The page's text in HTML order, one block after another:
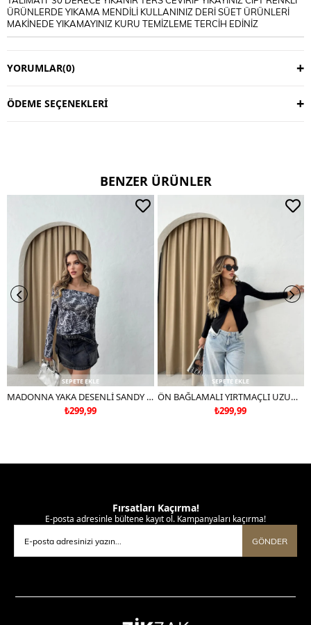
ÜRÜNLERDE YIKAMA MENDİLİ KULLANINIZ DERİ SÜET ÜRÜNLERİ
MAKİNEDE YIKAMAYINIZ KURU TEMİZLEME TERCİH EDİNİZ
YORUMLAR(0)
ÖDEME SEÇENEKLERI
BENZER ÜRÜNLER
SEPETE EKLE
MADONNA YAKA DESENLİ SANDY BLUZ SİYAH
₺299,99
SEPETE EKLE
ÖN BAĞLAMALI YIRTMAÇLI UZUN KOL BLUZ SİYAH
₺299,99
Fırsatları Kaçırma!
E-posta adresinle bültene kayıt ol. Kampanyaları kaçırma!
GÖNDER